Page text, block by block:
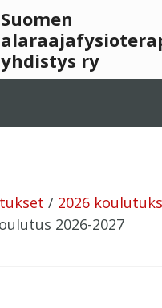
Suomen
yhdistys ry
/ 2026
2026-2027